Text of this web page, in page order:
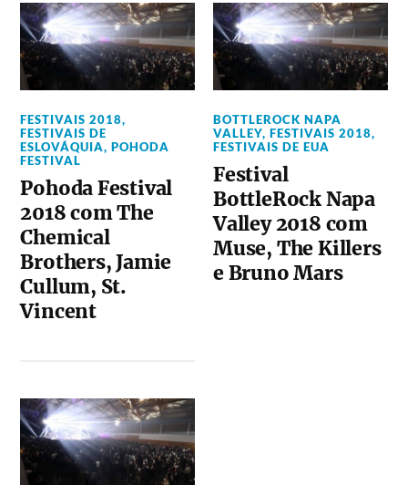
FESTIVAIS 2018,
FESTIVAIS DE
ESLOVÁQUIA,POHODA
FESTIVAL
Pohoda Festival
2018 com The
Chemical
Brothers, Jamie
Cullum, St.
Vincent
BOTTLEROCK NAPA
VALLEY,FESTIVAIS 2018,
FESTIVAIS DE EUA
Festival
BottleRock Napa
Valley 2018 com
Muse, The Killers
e Bruno Mars